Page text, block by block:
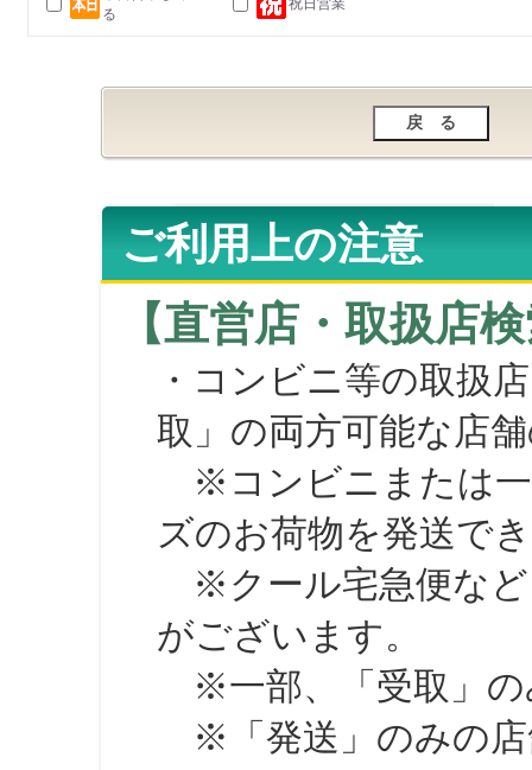
る
祝日営業
ご利用上の注意
【直営店・取扱店
・コンビニ等の取扱
取」の両方可能な店
※コンビニまたは一
ズのお荷物を発送で
※クール宅急便など
がございます。
※一部、「受取」の
※「発送」のみの店